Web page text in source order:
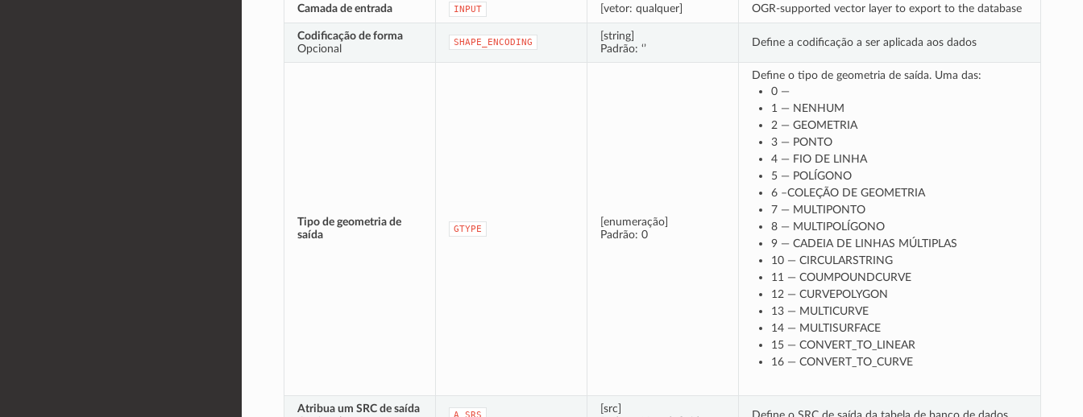
Camada de entrada INPUT [vetor: qualquer] OGR-supported vector layer to export to the database
Codificação de forma
Opcional
SHAPE_ENCODING
[string]
Padrão: ‘’
Define a codificação a ser aplicada aos dados
Tipo de geometria de
saída
GTYPE
[enumeração]
Padrão: 0
Define o tipo de geometria de saída. Uma das:
0 —
1 — NENHUM
2 — GEOMETRIA
3 — PONTO
4 — FIO DE LINHA
5 — POLÍGONO
6 –COLEÇÃO DE GEOMETRIA
7 — MULTIPONTO
8 — MULTIPOLÍGONO
9 — CADEIA DE LINHAS MÚLTIPLAS
10 — CIRCULARSTRING
11 — COUMPOUNDCURVE
12 — CURVEPOLYGON
13 — MULTICURVE
14 — MULTISURFACE
15 — CONVERT_TO_LINEAR
16 — CONVERT_TO_CURVE
Atribua um SRC de saída
[src]